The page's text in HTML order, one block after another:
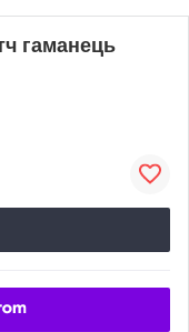
гаманець